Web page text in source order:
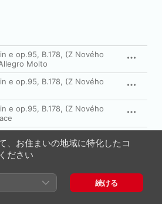
e op.95, B.178, (Z Nového
Molto
e op.95, B.178, (Z Nového
e op.95, B.178, (Z Nového
fuoco
Op. 46: N°2 in e - Allegretto
、お住まいの地域に特化したコ
ださい
続ける